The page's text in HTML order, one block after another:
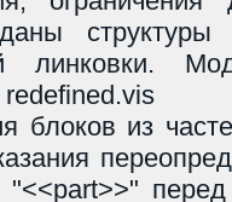
линковки.
блоков из
"<<part>>"